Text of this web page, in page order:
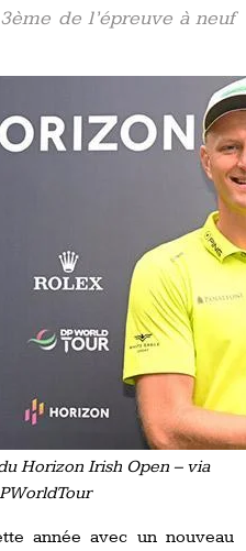
de l’épreuve à neuf
Horizon Irish Open – via
année avec un nouveau